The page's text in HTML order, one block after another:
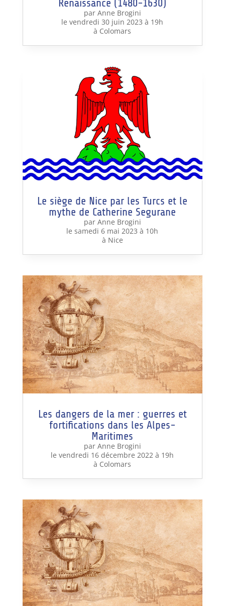
Renaissance (1480-1630)
par Anne Brogini
le vendredi 30 juin 2023 à 19h
à Colomars
Le siège de Nice par les Turcs et le
mythe de Catherine Segurane
par Anne Brogini
le samedi 6 mai 2023 à 10h
à Nice
Les dangers de la mer : guerres et
fortifications dans les Alpes-
Maritimes
par Anne Brogini
le vendredi 16 décembre 2022 à 19h
à Colomars